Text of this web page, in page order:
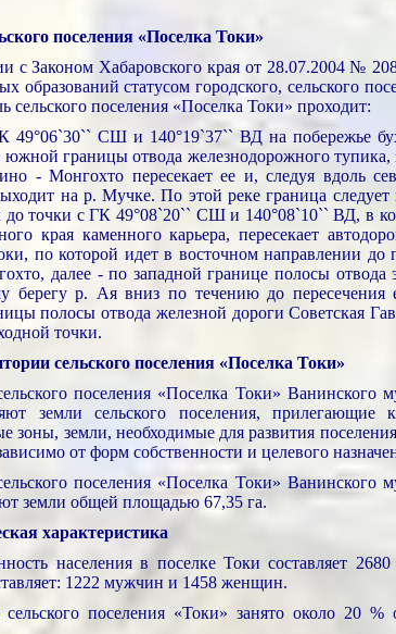
поселения «Поселка Токи»
с Законом Хабаровского края от 28.07.2004 №
образований статусом городского, сельского
сельского поселения «Поселка Токи» проходит:
49°06`30`` СШ и 140°19`37`` ВД на побережье
южной границы отвода железнодорожного тупика,
- Монгохто пересекает ее и, следуя вдоль
на р. Мучке. По этой реке граница
до точки с ГК 49°08`20`` СШ и 140°08`10`` ВД, в
края каменного карьера, пересекает
по которой идет в восточном направлении до
далее - по западной границе полосы отвода
берегу р. Ая вниз по течению до пересечения
полосы отвода железной дороги Советская
точки.
сельского поселения «Поселка Токи»
поселения «Поселка Токи» Ванинского
земли сельского поселения,
зоны, земли, необходимые для развития
от форм собственности и целевого
поселения «Поселка Токи» Ванинского
земли общей площадью 67,35 га.
характеристика
населения в поселке Токи составляет 2680
1222 мужчин и 1458 женщин.
поселения «Токи» занято около 20 %